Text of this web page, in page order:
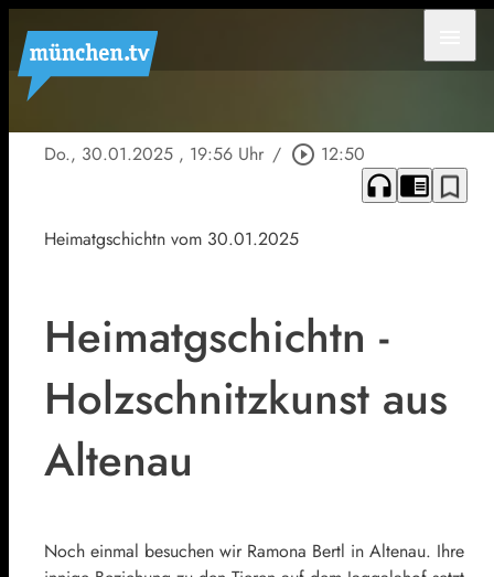
Do., 30.01.2025 , 19:56 Uhr / play_circle_outline 12:50
headphones chrome_reader_mode bookmark_border
Heimatgschichtn vom 30.01.2025
Heimatgschichtn -
Holzschnitzkunst aus
Altenau
Noch einmal besuchen wir Ramona Bertl in Altenau. Ihre